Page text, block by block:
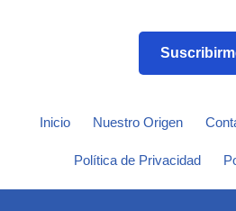
Inicio Nuestro Origen
Política de Privacidad